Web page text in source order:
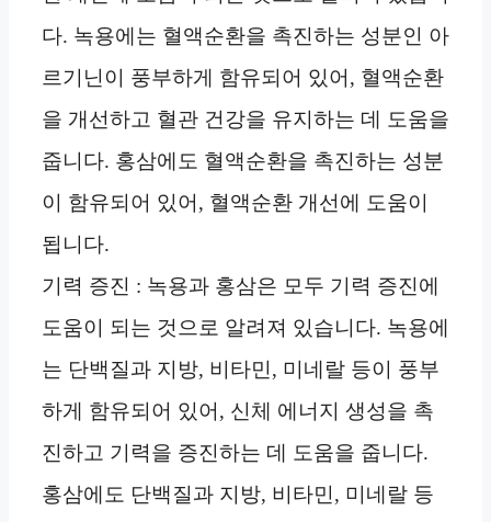
다. 녹용에는 혈액순환을 촉진하는 성분인 아
르기닌이 풍부하게 함유되어 있어, 혈액순환
을 개선하고 혈관 건강을 유지하는 데 도움을
줍니다. 홍삼에도 혈액순환을 촉진하는 성분
이 함유되어 있어, 혈액순환 개선에 도움이
됩니다.
기력 증진 : 녹용과 홍삼은 모두 기력 증진에
도움이 되는 것으로 알려져 있습니다. 녹용에
는 단백질과 지방, 비타민, 미네랄 등이 풍부
하게 함유되어 있어, 신체 에너지 생성을 촉
진하고 기력을 증진하는 데 도움을 줍니다.
홍삼에도 단백질과 지방, 비타민, 미네랄 등